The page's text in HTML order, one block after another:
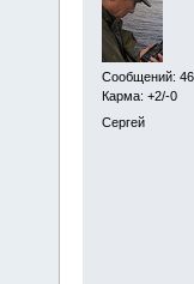
Сообщений:
Карма: +2/-0
Сергей